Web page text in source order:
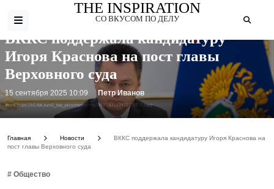
THE INSPIRATION
СО ВКУСОМ ПО ДЕЛУ
Фото: https://s0.rbk.ru/v6_top_pics/media/img/2/42/347177412119422.jpeg
ВККС поддержала кандидатуру
Игоря Краснова на пост главы
Верховного суда
15 сентября 2025 10:09 Петр Иванов
Главная Новости
ВККС поддержала кандидатуру Игоря Краснова на
пост главы Верховного суда
# Общество